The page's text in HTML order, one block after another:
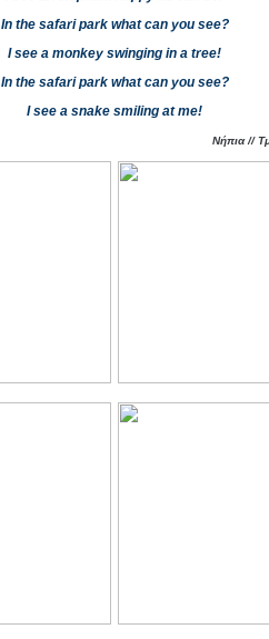
In the safari park what can you see?
I see a monkey swinging in a tree!
In the safari park what can you see?
I see a snake smiling at me!
Νήπια //